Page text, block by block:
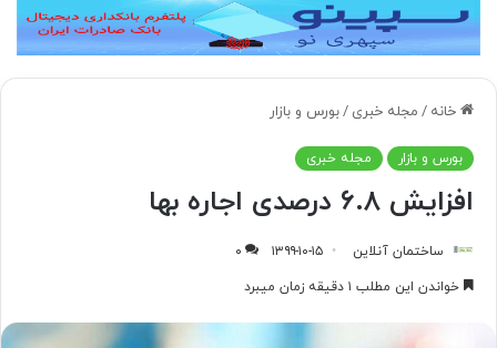
خانه / مجله خبری /بورس و بازار
بورس و بازار مجله خبری
افزایش ۶.۸ درصدی اجاره بها
ساختمان آنلاین ۱۳۹۹-۱۰-۱۵
۰
خواندن این مطلب ۱ دقیقه زمان میبرد